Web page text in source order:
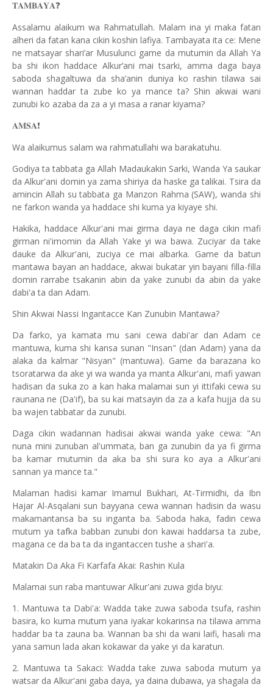
𝐓𝐀𝐌𝐁𝐀𝐘𝐀❓
Assalamu alaikum wa Rahmatullah. Malam ina yi maka fatan
alheri da fatan kana cikin koshin lafiya. Tambayata ita ce: Mene
ne matsayar shari’ar Musulunci game da mutumin da Allah Ya
ba shi ikon haddace Alkur’ani mai tsarki, amma daga baya
saboda shagaltuwa da sha’anin duniya ko rashin tilawa sai
wannan haddar ta zube ko ya mance ta? Shin akwai wani
zunubi ko azaba da za a yi masa a ranar kiyama?
𝐀𝐌𝐒𝐀❗
Wa alaikumus salam wa rahmatullahi wa barakatuhu.
Godiya ta tabbata ga Allah Madaukakin Sarki, Wanda Ya saukar
da Alkur'ani domin ya zama shiriya da haske ga talikai. Tsira da
amincin Allah su tabbata ga Manzon Rahma (SAW), wanda shi
ne farkon wanda ya haddace shi kuma ya kiyaye shi.
Hakika, haddace Alkur'ani mai girma daya ne daga cikin mafi
girman ni'imomin da Allah Yake yi wa bawa. Zuciyar da take
dauke da Alkur'ani, zuciya ce mai albarka. Game da batun
mantawa bayan an haddace, akwai bukatar yin bayani filla-filla
domin rarrabe tsakanin abin da yake zunubi da abin da yake
dabi'a ta dan Adam.
Shin Akwai Nassi Ingantacce Kan Zunubin Mantawa?
Da farko, ya kamata mu sani cewa dabi'ar dan Adam ce
mantuwa, kuma shi kansa sunan "Insan" (dan Adam) yana da
alaka da kalmar "Nisyan" (mantuwa). Game da barazana ko
tsoratarwa da ake yi wa wanda ya manta Alkur'ani, mafi yawan
hadisan da suka zo a kan haka malamai sun yi ittifaki cewa su
raunana ne (Da'if), ba su kai matsayin da za a kafa hujja da su
ba wajen tabbatar da zunubi.
Daga cikin wadannan hadisai akwai wanda yake cewa: "An
nuna mini zunuban al'ummata, ban ga zunubin da ya fi girma
ba kamar mutumin da aka ba shi sura ko aya a Alkur'ani
sannan ya mance ta."
Malaman hadisi kamar Imamul Bukhari, At-Tirmidhi, da Ibn
Hajar Al-Asqalani sun bayyana cewa wannan hadisin da wasu
makamantansa ba su inganta ba. Saboda haka, fadin cewa
mutum ya tafka babban zunubi don kawai haddarsa ta zube,
magana ce da ba ta da ingantaccen tushe a shari'a.
Matakin Da Aka Fi Karfafa Akai: Rashin Kula
Malamai sun raba mantuwar Alkur'ani zuwa gida biyu:
1. Mantuwa ta Dabi'a: Wadda take zuwa saboda tsufa, rashin
basira, ko kuma mutum yana iyakar kokarinsa na tilawa amma
haddar ba ta zauna ba. Wannan ba shi da wani laifi, hasali ma
yana samun lada akan kokawar da yake yi da karatun.
2. Mantuwa ta Sakaci: Wadda take zuwa saboda mutum ya
watsar da Alkur'ani gaba daya, ya daina dubawa, ya shagala da